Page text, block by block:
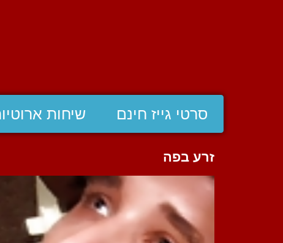
סרטי גייז חינם שיחות
זרע בפה